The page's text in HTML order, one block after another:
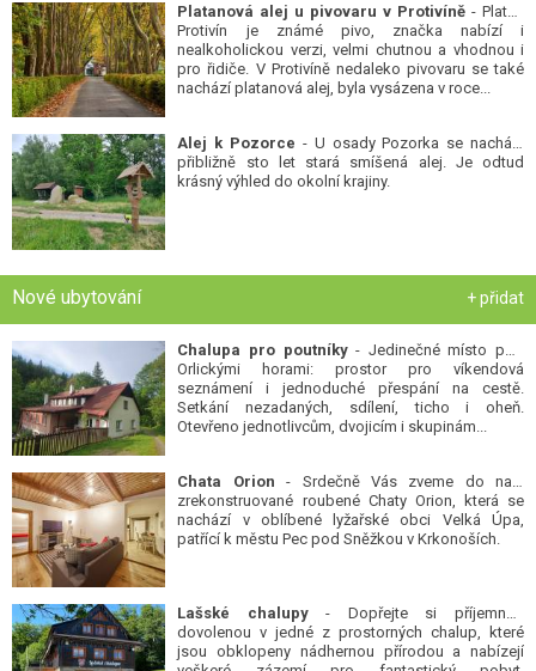
Platanová alej u pivovaru v Protivíně - Platan
Protivín je známé pivo, značka nabízí i
nealkoholickou verzi, velmi chutnou a vhodnou i
pro řidiče. V Protivíně nedaleko pivovaru se také
nachází platanová alej, byla vysázena v roce...
Alej k Pozorce - U osady Pozorka se nachází
přibližně sto let stará smíšená alej. Je odtud
krásný výhled do okolní krajiny.
Nové ubytování + přidat
Chalupa pro poutníky- Jedinečné místo pod
Orlickými horami: prostor pro víkendová
seznámení i jednoduché přespání na cestě.
Setkání nezadaných, sdílení, ticho i oheň.
Otevřeno jednotlivcům, dvojicím i skupinám...
Chata Orion - Srdečně Vás zveme do naší
zrekonstruované roubené Chaty Orion, která se
nachází v oblíbené lyžařské obci Velká Úpa,
patřící k městu Pec pod Sněžkou v Krkonoších.
Lašské chalupy- Dopřejte si příjemnou
dovolenou v jedné z prostorných chalup, které
jsou obklopeny nádhernou přírodou a nabízejí